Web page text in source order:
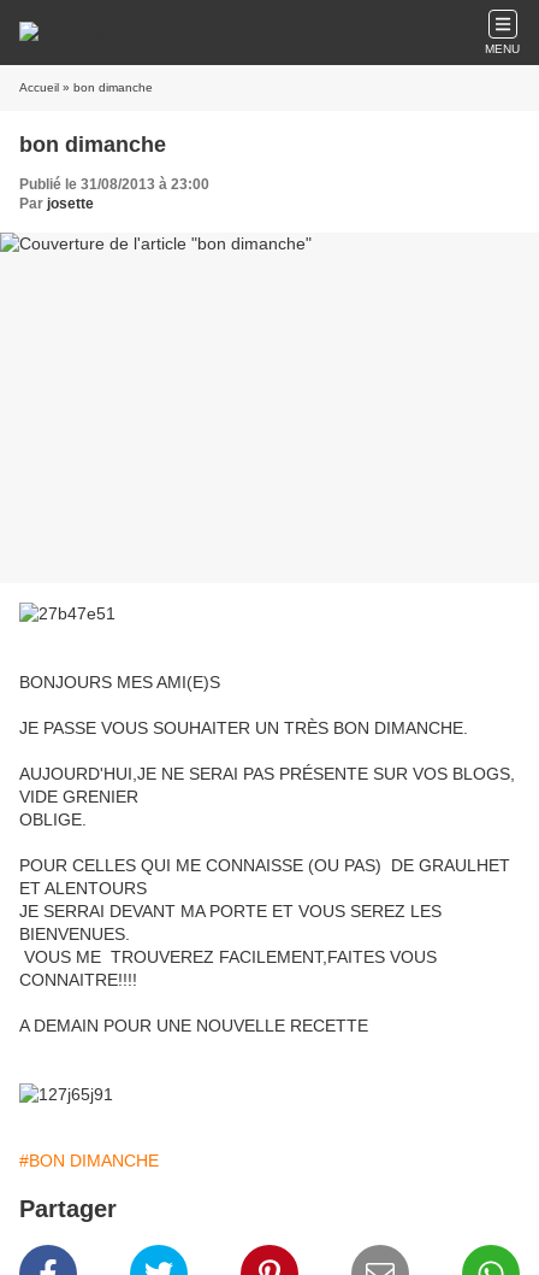
MENU
Accueil » bon dimanche
bon dimanche
Publié le 31/08/2013 à 23:00
Par josette
BONJOURS MES AMI(E)S
JE PASSE VOUS SOUHAITER UN TRÈS BON DIMANCHE.
AUJOURD'HUI,JE NE SERAI PAS PRÉSENTE SUR VOS BLOGS,
VIDE GRENIER
OBLIGE.
POUR CELLES QUI ME CONNAISSE (OU PAS) DE GRAULHET
ET ALENTOURS
JE SERRAI DEVANT MA PORTE ET VOUS SEREZ LES
BIENVENUES.
VOUS ME TROUVEREZ FACILEMENT,FAITES VOUS
CONNAITRE!!!!
A DEMAIN POUR UNE NOUVELLE RECETTE
#BON DIMANCHE
Partager